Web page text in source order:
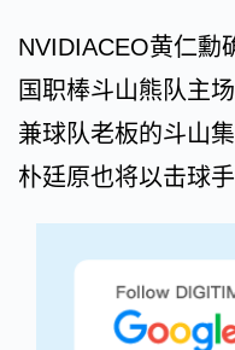
NVIDIACEO黄仁勳
国职棒斗山熊队主
兼球队老板的斗山
朴廷原也将以击球